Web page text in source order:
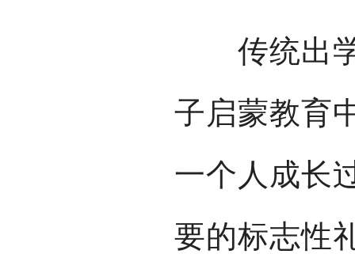
传统出学
子启蒙教育
一个人成长
要的标志性